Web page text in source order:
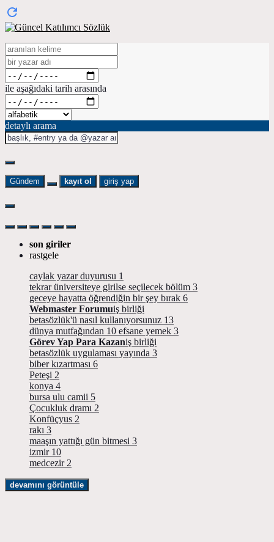
ile aşağıdaki tarih arasında
detaylı arama
Gündem kayıt ol giriş yap
son giriler
rastgele
caylak yazar duyurusu 1
tekrar üniversiteye girilse seçilecek bölüm 3
geceye hayatta öğrendiğin bir şey bırak 6
Webmaster Forumuiş birliği
betasözlük'ü nasıl kullanıyorsunuz 13
dünya mutfağından 10 efsane yemek 3
Görev Yap Para Kazaniş birliği
betasözlük uygulaması yayında 3
biber kızartması 6
Peteşi 2
konya 4
bursa ulu camii 5
Çocukluk dramı 2
Konfüçyus 2
rakı 3
maaşın yattığı gün bitmesi 3
izmir 10
medcezir 2
devamını görüntüle